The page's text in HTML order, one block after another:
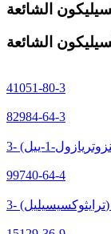
الشائعة
الشائعة
41051-80-3
82984-64-3
99740-64-4